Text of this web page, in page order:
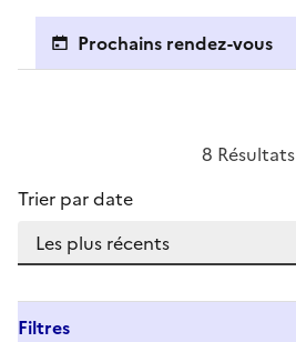
Prochains rendez-vous
8 Résultats
Trier par date
Filtres